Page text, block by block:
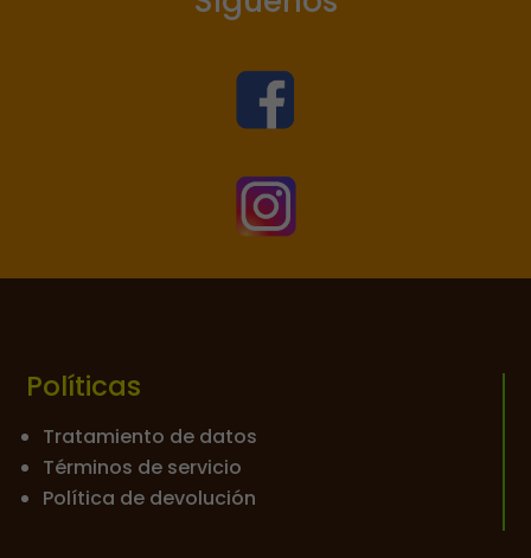


Políticas
Tratamiento de datos
Términos de servicio
Política de devolución